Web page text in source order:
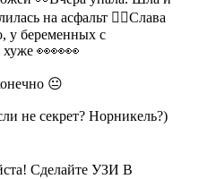
на асфальт 🤦‍♀️Слава
у беременных с
хуже 👀👀👀
😐
не секрет? Норникель?)
Сделайте УЗИ В